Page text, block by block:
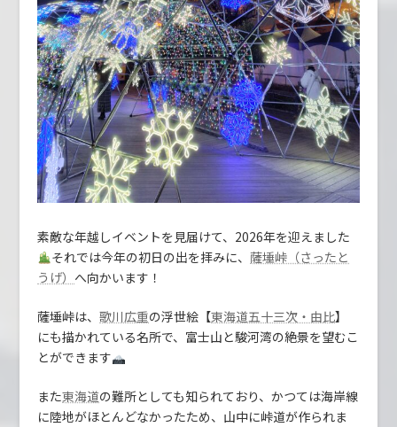
素敵な年越しイベントを見届けて、2026年を迎えました
それでは今年の初日の出を拝みに、薩埵峠（さったと
うげ） へ向かいます！
薩埵峠は、歌川広重の浮世絵【東海道五十三次・由比】
にも描かれている名所で、富士山と駿河湾の絶景を望むこ
とができます
また東海道の難所としても知られており、かつては海岸線
に陸地がほとんどなかったため、山中に峠道が作られま